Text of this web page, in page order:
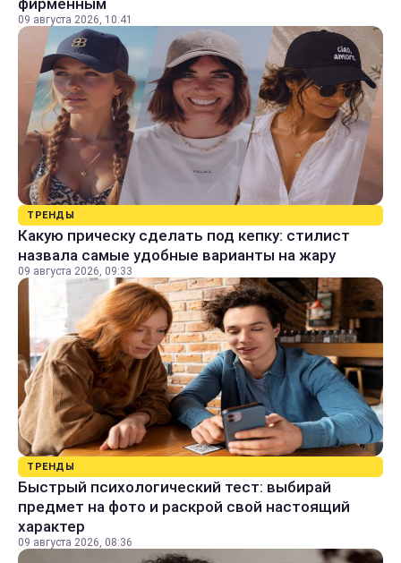
фирменным
09 августа 2026, 10:41
ТРЕНДЫ
Какую прическу сделать под кепку: стилист
назвала самые удобные варианты на жару
09 августа 2026, 09:33
ТРЕНДЫ
Быстрый психологический тест: выбирай
предмет на фото и раскрой свой настоящий
характер
09 августа 2026, 08:36